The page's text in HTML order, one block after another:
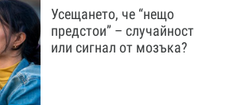
Усещането, че “нещо
предстои” – случайност
или сигнал от мозъка?